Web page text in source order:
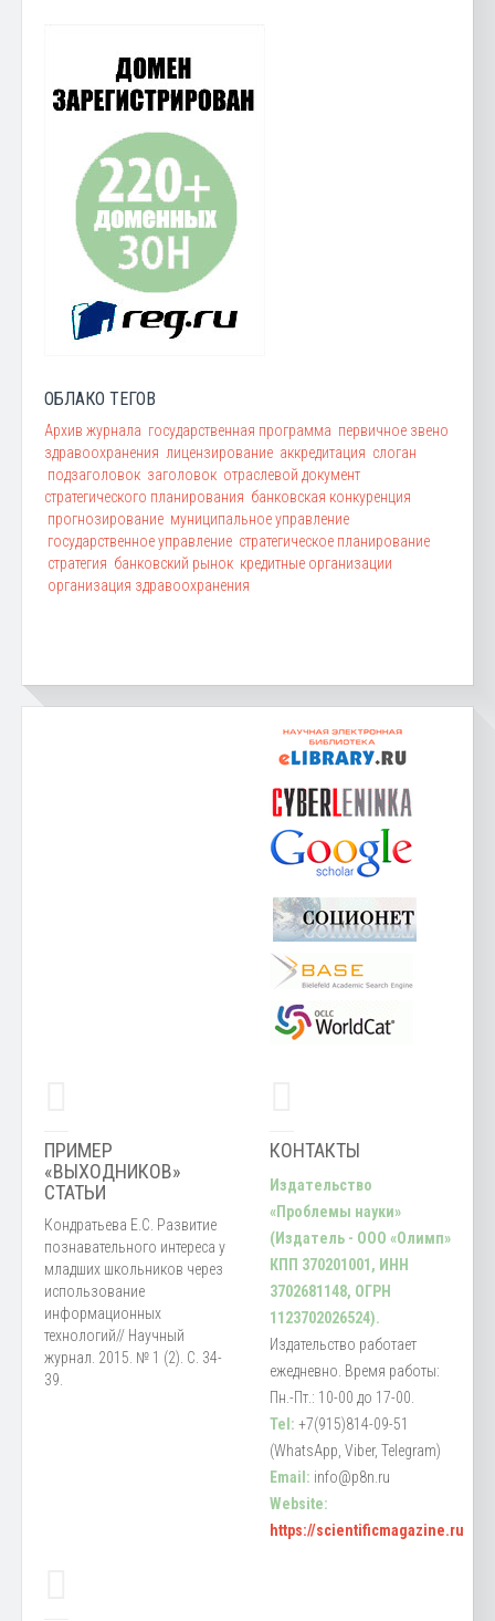
ОБЛАКО ТЕГОВ
Архив журнала государственная программа первичное звено
здравоохранения лицензирование аккредитация слоган
подзаголовок заголовок отраслевой документ
стратегического планирования банковская конкуренция
прогнозирование муниципальное управление
государственное управление стратегическое планирование
стратегия банковский рынок кредитные организации
организация здравоохранения
ПРИМЕР
«ВЫХОДНИКОВ»
СТАТЬИ
Кондратьева Е.С. Развитие
познавательного интереса у
младших школьников через
использование
информационных
технологий// Научный
журнал. 2015. № 1 (2). С. 34-
39.
КОНТАКТЫ
Издательство
«Проблемы науки»
(Издатель - ООО «Олимп»
КПП 370201001, ИНН
3702681148, ОГРН
1123702026524).
Издательство работает
ежедневно. Время работы:
Пн.-Пт.: 10-00 до 17-00.
Tel: +7(915)814-09-51
(WhatsApp, Viber, Telegram)
Email: info@p8n.ru
Website:
https://scientificmagazine.ru